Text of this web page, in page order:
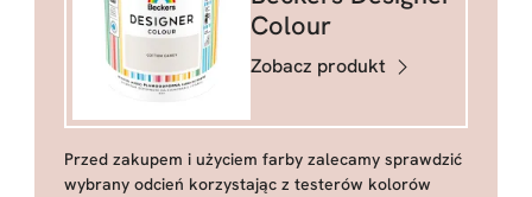
Colour
Zobacz produkt
Przed zakupem i użyciem farby zalecamy sprawdzić
wybrany odcień korzystając z testerów kolorów